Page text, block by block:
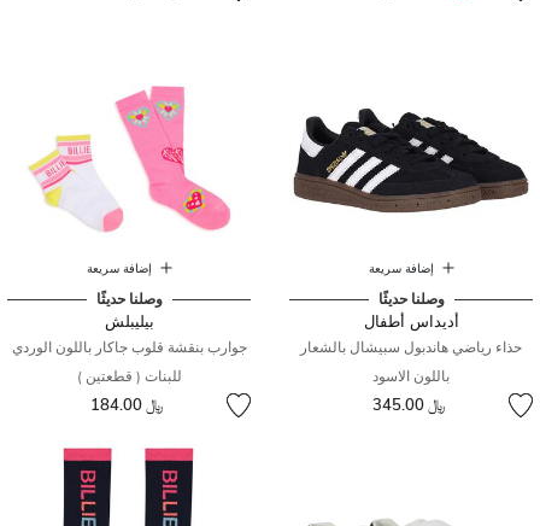
إضافة سريعة
وصلنا حديثًا
أديداس أطفال
حذاء رياضي هاندبول سبيشال بالشعار
باللون الاسود
﷼ 345.00
إضافة سريعة
وصلنا حديثًا
بيليبلش
جوارب بنقشة قلوب جاكار باللون الوردي
للبنات ( قطعتين )
﷼ 184.00